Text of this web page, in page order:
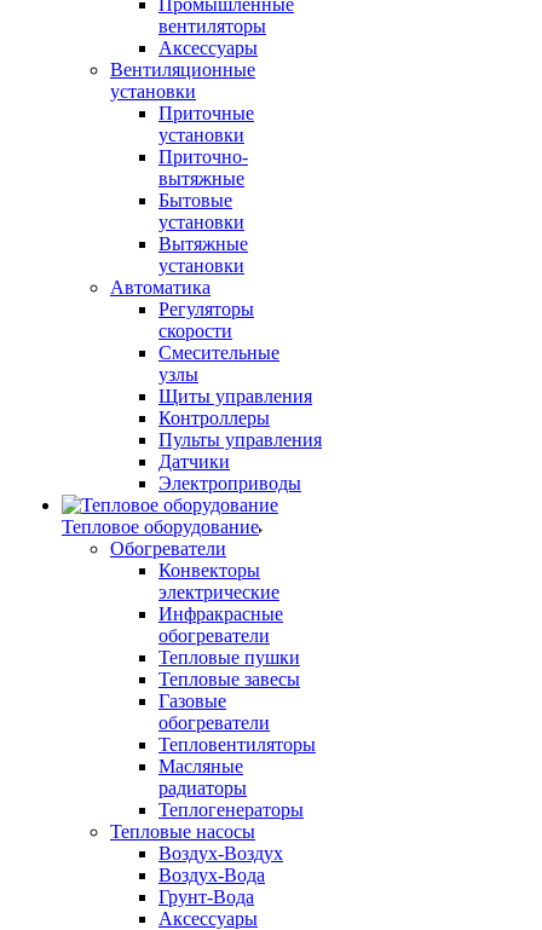
Промышленные
вентиляторы
Аксессуары
Вентиляционные
установки
Приточные
установки
Приточно-
вытяжные
Бытовые
установки
Вытяжные
установки
Автоматика
Регуляторы
скорости
Смесительные
узлы
Щиты управления
Контроллеры
Пульты управления
Датчики
Электроприводы
Тепловое оборудование
Обогреватели
Конвекторы
электрические
Инфракрасные
обогреватели
Тепловые пушки
Тепловые завесы
Газовые
обогреватели
Тепловентиляторы
Масляные
радиаторы
Теплогенераторы
Тепловые насосы
Воздух-Воздух
Воздух-Вода
Грунт-Вода
Аксессуары